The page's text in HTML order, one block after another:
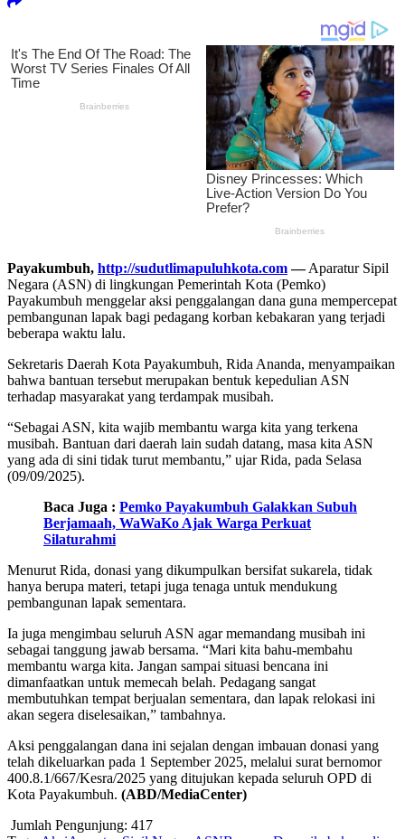
Payakumbuh, http://sudutlimapuluhkota.com—Aparatur Sipil
Negara (ASN) di lingkungan Pemerintah Kota (Pemko)
Payakumbuh menggelar aksi penggalangan dana guna mempercepat
pembangunan lapak bagi pedagang korban kebakaran yang terjadi
beberapa waktu lalu.
Sekretaris Daerah Kota Payakumbuh, Rida Ananda, menyampaikan
bahwa bantuan tersebut merupakan bentuk kepedulian ASN
terhadap masyarakat yang terdampak musibah.
“Sebagai ASN, kita wajib membantu warga kita yang terkena
musibah. Bantuan dari daerah lain sudah datang, masa kita ASN
yang ada di sini tidak turut membantu,” ujar Rida, pada Selasa
(09/09/2025).
Baca Juga : Pemko Payakumbuh Galakkan Subuh
Berjamaah, WaWaKo Ajak Warga Perkuat
Silaturahmi
Menurut Rida, donasi yang dikumpulkan bersifat sukarela, tidak
hanya berupa materi, tetapi juga tenaga untuk mendukung
pembangunan lapak sementara.
Ia juga mengimbau seluruh ASN agar memandang musibah ini
sebagai tanggung jawab bersama. “Mari kita bahu-membahu
membantu warga kita. Jangan sampai situasi bencana ini
dimanfaatkan untuk memecah belah. Pedagang sangat
membutuhkan tempat berjualan sementara, dan lapak relokasi ini
akan segera diselesaikan,” tambahnya.
Aksi penggalangan dana ini sejalan dengan imbauan donasi yang
telah dikeluarkan pada 1 September 2025, melalui surat bernomor
400.8.1/667/Kesra/2025 yang ditujukan kepada seluruh OPD di
Kota Payakumbuh. (ABD/MediaCenter)
Jumlah Pengunjung: 417